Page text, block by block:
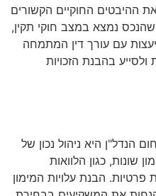
ההיבטים החוקיים הקשורים
נמצא במצב חוקי תקין,
עם עורך דין המתמחה
ולסייע בהבנת הזכויות
הנדל"ן היא ניהול נכון של
שונות, כגון הלוואות
פרטיות. הבנת עלויות המימון